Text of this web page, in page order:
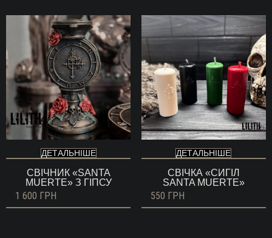
ДЕТАЛЬНІШЕ
СВІЧНИК «SANTA
MUERTE» З ГІПСУ
1 600 ГРН
ДЕТАЛЬНІШЕ
СВІЧКА «СИГІЛ
SANTA MUERTE»
550 ГРН